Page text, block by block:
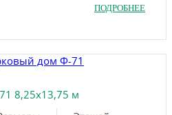
ПОДРОБНЕЕ
8,25х13,75 м